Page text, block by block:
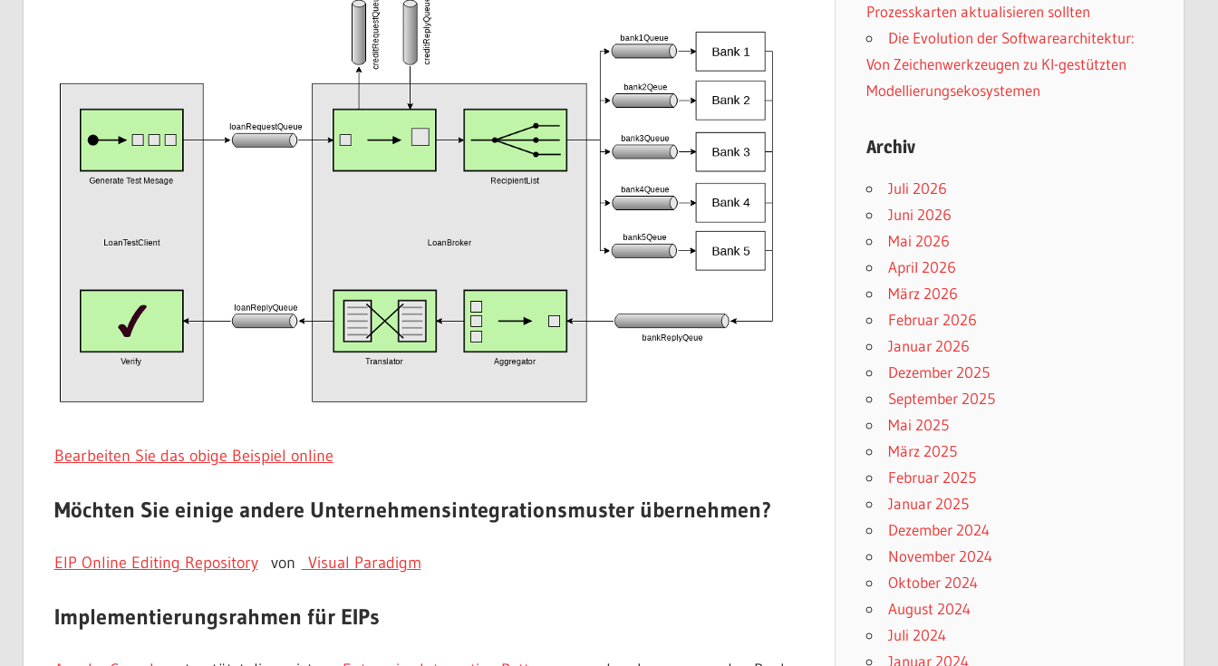
Bearbeiten Sie das obige Beispiel online
Möchten Sie einige andere Unternehmensintegrationsmuster übernehmen?
EIP Online Editing Repositoryvon Visual Paradigm
Implementierungsrahmen für EIPs
Prozesskarten aktualisieren sollten
Die Evolution der Softwarearchitektur:
Von Zeichenwerkzeugen zu KI-gestützten
Modellierungsekosystemen
Archiv
Juli 2026
Juni 2026
Mai 2026
April 2026
März 2026
Februar 2026
Januar 2026
Dezember 2025
September 2025
Mai 2025
März 2025
Februar 2025
Januar 2025
Dezember 2024
November 2024
Oktober 2024
August 2024
Juli 2024
Januar 2024